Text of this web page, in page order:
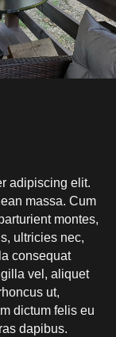
adipiscing elit.
massa. Cum
montes,
ultricies nec,
consequat
vel, aliquet
ut,
dictum felis eu
dapibus.